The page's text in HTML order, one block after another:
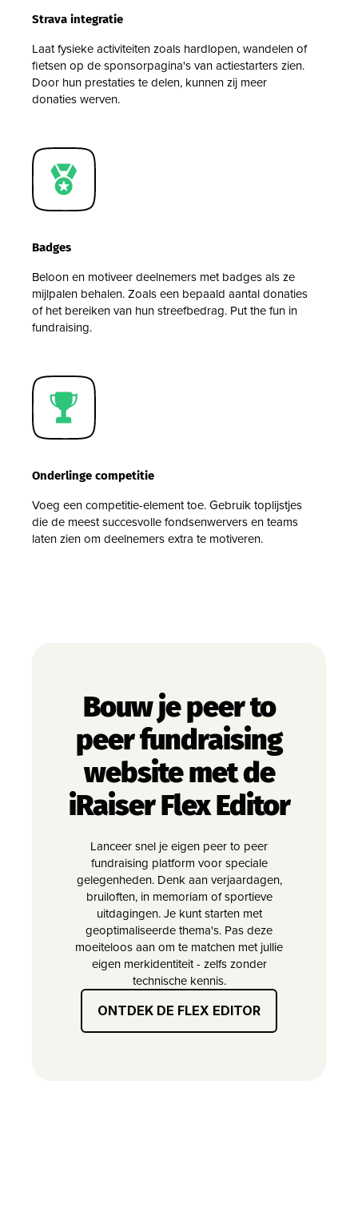
Strava integratie
Laat fysieke activiteiten zoals hardlopen, wandelen of
fietsen op de sponsorpagina's van actiestarters zien.
Door hun prestaties te delen, kunnen zij meer
donaties werven.
Badges
Beloon en motiveer deelnemers met badges als ze
mijlpalen behalen. Zoals een bepaald aantal donaties
of het bereiken van hun streefbedrag. Put the fun in
fundraising.
Onderlinge competitie
Voeg een competitie-element toe. Gebruik toplijstjes
die de meest succesvolle fondsenwervers en teams
laten zien om deelnemers extra te motiveren.
Bouw je peer to
peer fundraising
website met de
iRaiser Flex Editor
Lanceer snel je eigen peer to peer
fundraising platform voor speciale
gelegenheden. Denk aan verjaardagen,
bruiloften, in memoriam of sportieve
uitdagingen. Je kunt starten met
geoptimaliseerde thema's. Pas deze
moeiteloos aan om te matchen met jullie
eigen merkidentiteit - zelfs zonder
technische kennis.
ONTDEK DE FLEX EDITOR